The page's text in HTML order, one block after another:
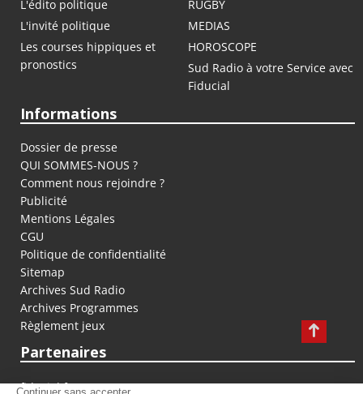
L'édito politique
RUGBY
L'invité politique
MEDIAS
Les courses hippiques et
pronostics
HOROSCOPE
Sud Radio à votre Service avec
Fiducial
Informations
Dossier de presse
QUI SOMMES-NOUS ?
Comment nous rejoindre ?
Publicité
Mentions Légales
CGU
Politique de confidentialité
Sitemap
Archives Sud Radio
Archives Programmes
Règlement jeux
Partenaires
fiducial.fr